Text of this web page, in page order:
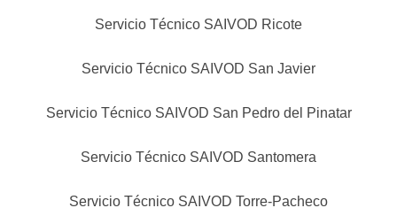
Servicio Técnico SAIVOD Ricote
Servicio Técnico SAIVOD San Javier
Servicio Técnico SAIVOD San Pedro del Pinatar
Servicio Técnico SAIVOD Santomera
Servicio Técnico SAIVOD Torre-Pacheco